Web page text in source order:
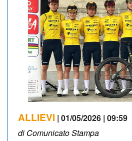
NEWSLETTER
ALLIEVI | 01/05/2026 | 09:59
di Comunicato Stampa